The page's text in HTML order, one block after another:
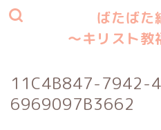
ばたばた
〜キリスト教
11C4B847-7942-
6969097B3662